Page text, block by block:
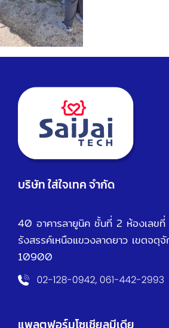
บริษัท ใส่ใจเทค จำกัด
40 อาคารลายูนิค ชั้นที่ 2 ห้องเลขที่
รังสรรค์เหนือแขวงลาดยาว เขตจตุ
10900
แพลตฟอร์มโซเชียลมีเดีย